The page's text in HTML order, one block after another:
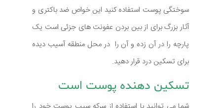
سوختگی پوست استفاده کنید این خواص ضد باکتری و
آثار بزرگ برای از بین بردن عفونت های جزئی است یک
پارچه را در آن زده و آن را در محل منطقه آسیب دیده
برای تسکین درد قرار دهید.
تسکین دهنده پوست است